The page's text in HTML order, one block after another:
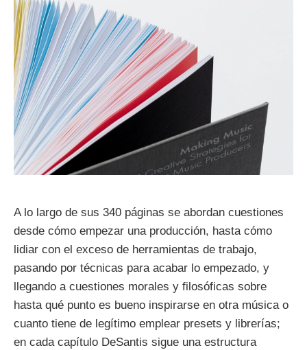
A lo largo de sus 340 páginas se abordan cuestiones
desde cómo empezar una producción, hasta cómo
lidiar con el exceso de herramientas de trabajo,
pasando por técnicas para acabar lo empezado, y
llegando a cuestiones morales y filosóficas sobre
hasta qué punto es bueno inspirarse en otra música o
cuanto tiene de legítimo emplear presets y librerías;
en cada capítulo DeSantis sigue una estructura